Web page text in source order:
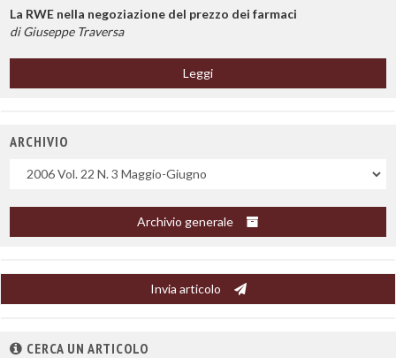
La RWE nella negoziazione del prezzo dei farmaci
di Giuseppe Traversa
Leggi
ARCHIVIO
Uscite
Archivio generale
Invia articolo
CERCA UN ARTICOLO